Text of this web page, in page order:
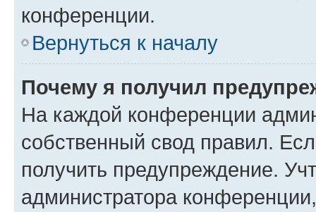
конференции.
Вернуться к началу
Почему я получил
На каждой конференции
собственный свод правил.
получить предупреждение.
администратора